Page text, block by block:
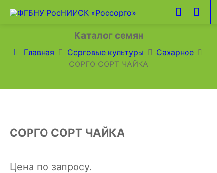
Каталог семян
Главная Сорговые культуры
Сахарное
СОРГО СОРТ ЧАЙКА
СОРГО СОРТ ЧАЙКА
Цена по запросу.